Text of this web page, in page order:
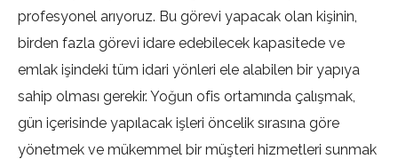
profesyonel arıyoruz. Bu görevi yapacak olan kişinin,
birden fazla görevi idare edebilecek kapasitede ve
emlak işindeki tüm idari yönleri ele alabilen bir yapıya
sahip olması gerekir. Yoğun ofis ortamında çalışmak,
gün içerisinde yapılacak işleri öncelik sırasına göre
yönetmek ve mükemmel bir müşteri hizmetleri sunmak